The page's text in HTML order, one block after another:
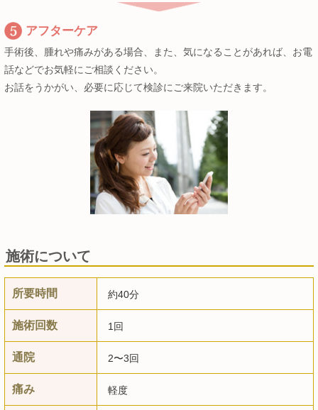
アフターケア
手術後、腫れや痛みがある場合、また、気になることがあれば、お電
話などでお気軽にご相談ください。
お話をうかがい、必要に応じて検診にご来院いただきます。
施術について
所要時間 約40分
施術回数 1回
通院 2〜3回
痛み 軽度